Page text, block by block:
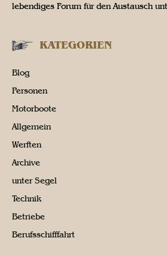
lebendiges Forum für den Austausch
KATEGORIEN
Blog
Personen
Motorboote
Allgemein
Werften
Archive
unter Segel
Technik
Betriebe
Berufsschifffahrt